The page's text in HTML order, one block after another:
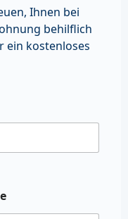
Ihnen bei
behilflich
ein kostenloses